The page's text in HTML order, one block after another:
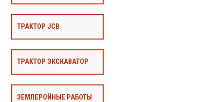
ТРАКТОР JCB
ТРАКТОР ЭКСКАВАТОР
ЗЕМЛЕРОЙНЫЕ РАБОТЫ